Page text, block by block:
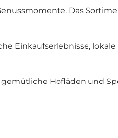
Das
Einkaufserlebnisse,
Hofläden und